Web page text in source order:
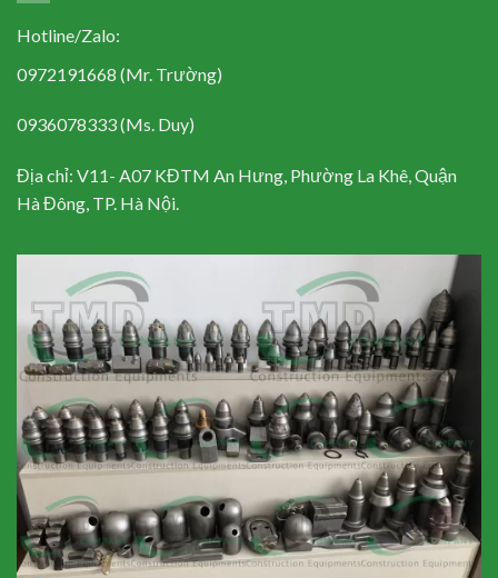
Hotline/Zalo:
0972191668 (Mr. Trường)
0936078333 (Ms. Duy)
Địa chỉ: V11- A07 KĐTM An Hưng, Phường La Khê, Quận
Hà Đông, TP. Hà Nội.